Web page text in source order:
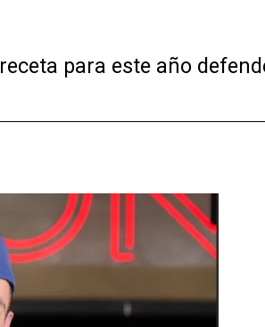
para este año